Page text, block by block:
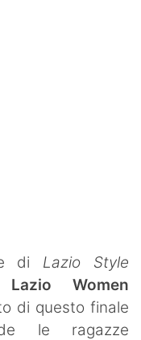
di Lazio Style
Lazio Women
di questo finale
le ragazze